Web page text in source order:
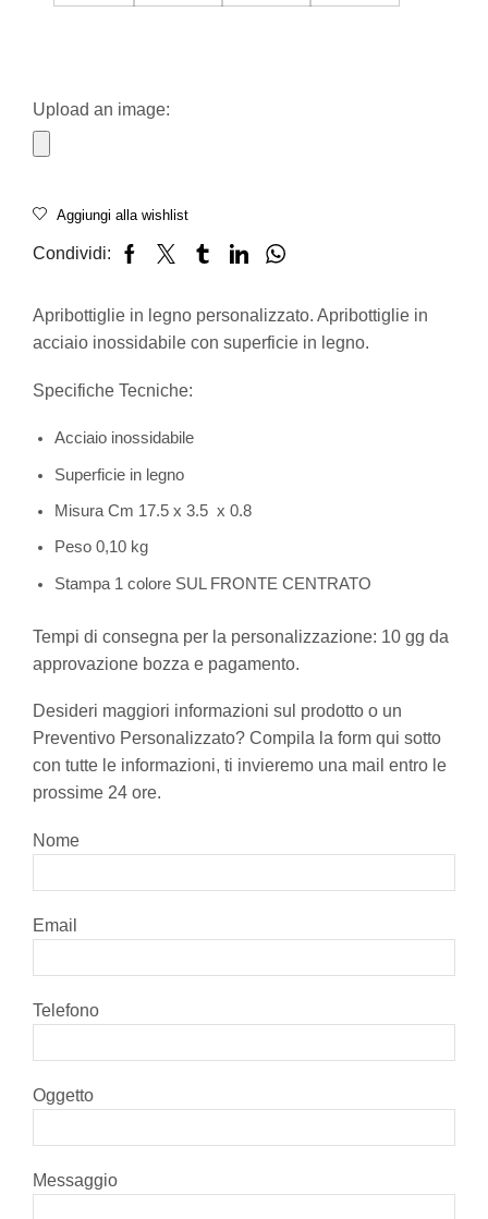
Upload an image:
Aggiungi alla wishlist
Condividi:
Apribottiglie in legno personalizzato. Apribottiglie in
acciaio inossidabile con superficie in legno.
Specifiche Tecniche:
Acciaio inossidabile
Superficie in legno
Misura Cm 17.5 x 3.5 x 0.8
Peso 0,10 kg
Stampa 1 colore SUL FRONTE CENTRATO
Tempi di consegna per la personalizzazione: 10 gg da
approvazione bozza e pagamento.
Desideri maggiori informazioni sul prodotto o un
Preventivo Personalizzato? Compila la form qui sotto
con tutte le informazioni, ti invieremo una mail entro le
prossime 24 ore.
Nome
Email
Telefono
Oggetto
Messaggio